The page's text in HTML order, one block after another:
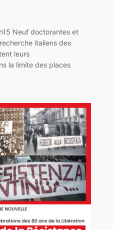
Neuf doctorantes et
italiens des
leurs
la limite des places